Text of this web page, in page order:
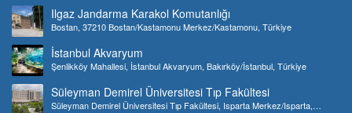
Ilgaz Jandarma Karakol Komutanlığı
Bostan, 37210 Bostan/Kastamonu Merkez/Kastamonu, Türkiye
İstanbul Akvaryum
Şenlikköy Mahallesi, İstanbul Akvaryum, Bakırköy/İstanbul, Türkiye
Süleyman Demirel Üniversitesi Tıp Fakültesi
Süleyman Demirel Üniversitesi Tıp Fakültesi, Isparta Merkez/Isparta,